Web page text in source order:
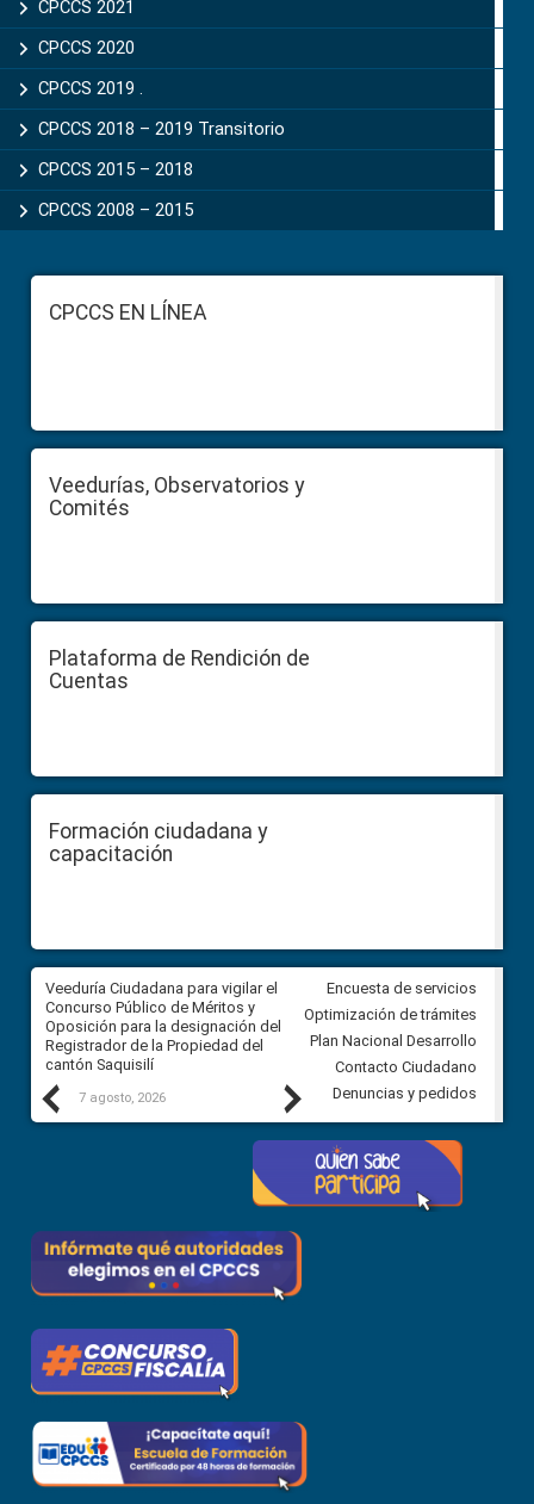
CPCCS 2021
CPCCS 2020
CPCCS 2019 .
CPCCS 2018 – 2019 Transitorio
CPCCS 2015 – 2018
CPCCS 2008 – 2015
FooterCPCCS EN LÍNEA
Veedurías, Observatorios y
Comités
Plataforma de Rendición de
Cuentas
Formación ciudadana y
capacitación
Previous
Veeduría Ciudadana para vigilar el
Concurso Público de Méritos y
Oposición para la designación del
Registrador de la Propiedad del
cantón Saquisilí
7 agosto, 2026
Veeduría Ciudadana para
construcción del asfaltado de
Ballenita del cantón Santa
7 agosto, 2026
Next
Encuesta de servicios
Optimización de trámites
Plan Nacional Desarrollo
Contacto Ciudadano
Denuncias y pedidos